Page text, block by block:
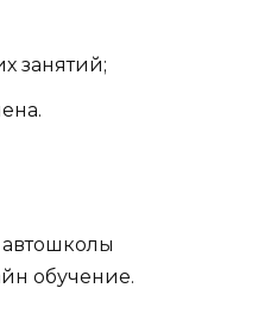
занятий;
обучение.